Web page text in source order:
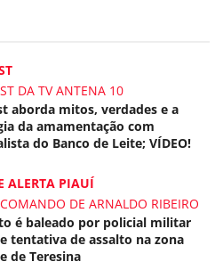
DA TV ANTENA 10
aborda mitos, verdades e a
da amamentação com
do Banco de Leite; VÍDEO!
ALERTA PIAUÍ
DE ARNALDO RIBEIRO
é baleado por policial militar
tentativa de assalto na zona
de Teresina